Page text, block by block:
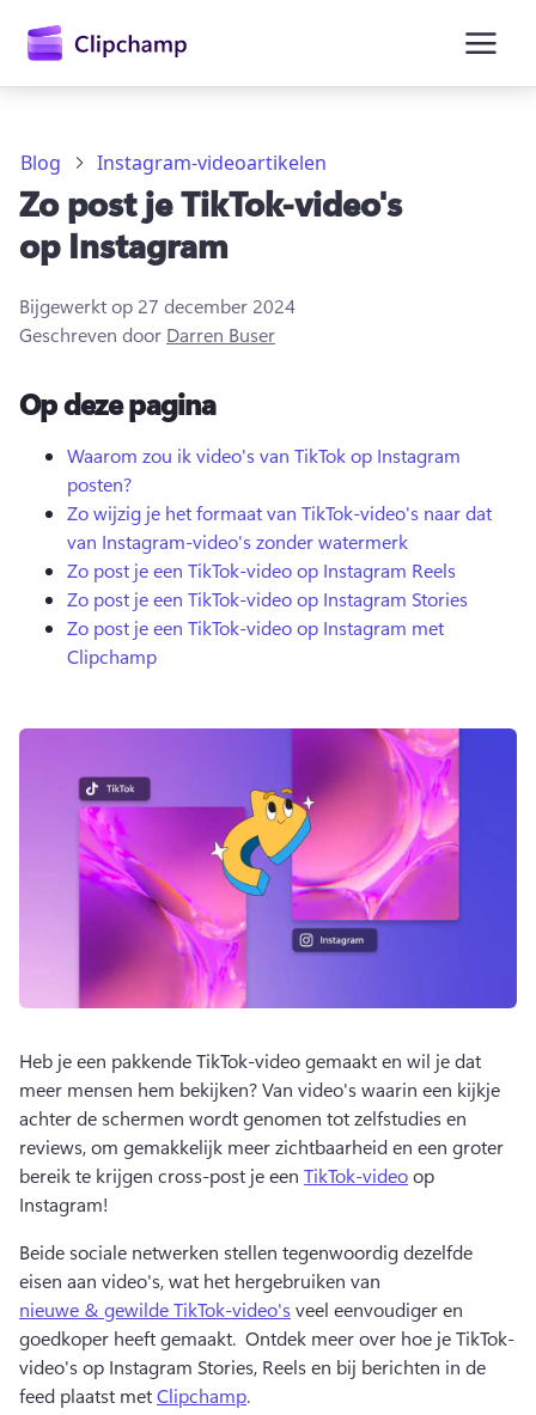
Aanmelden
Gratis uitproberen
Blog Instagram-videoartikelen
Zo post je TikTok-video's
op Instagram
Bijgewerkt op 27 december 2024
Geschreven door Darren Buser
Op deze pagina
Waarom zou ik video's van TikTok op Instagram
posten?
Zo wijzig je het formaat van TikTok-video's naar dat
van Instagram-video's zonder watermerk
Zo post je een TikTok-video op Instagram Reels
Zo post je een TikTok-video op Instagram Stories
Zo post je een TikTok-video op Instagram met
Clipchamp
Heb je een pakkende TikTok-video gemaakt en wil je dat
meer mensen hem bekijken? Van video's waarin een kijkje
achter de schermen wordt genomen tot zelfstudies en
reviews, om gemakkelijk meer zichtbaarheid en een groter
bereik te krijgen cross-post je een TikTok-video op
Instagram!
Beide sociale netwerken stellen tegenwoordig dezelfde
eisen aan video's, wat het hergebruiken van
nieuwe & gewilde TikTok-video's veel eenvoudiger en
goedkoper heeft gemaakt. Ontdek meer over hoe je TikTok-
video's op Instagram Stories, Reels en bij berichten in de
feed plaatst met Clipchamp.